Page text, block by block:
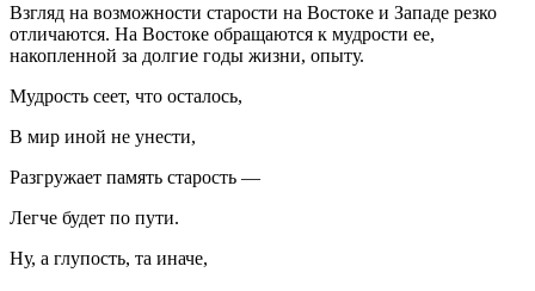
Взгляд на возможности старости на Востоке и Западе резко
отличаются. На Востоке обращаются к мудрости ее,
накопленной за долгие годы жизни, опыту.
Мудрость сеет, что осталось,
В мир иной не унести,
Разгружает память старость —
Легче будет по пути.
Ну, а глупость, та иначе,